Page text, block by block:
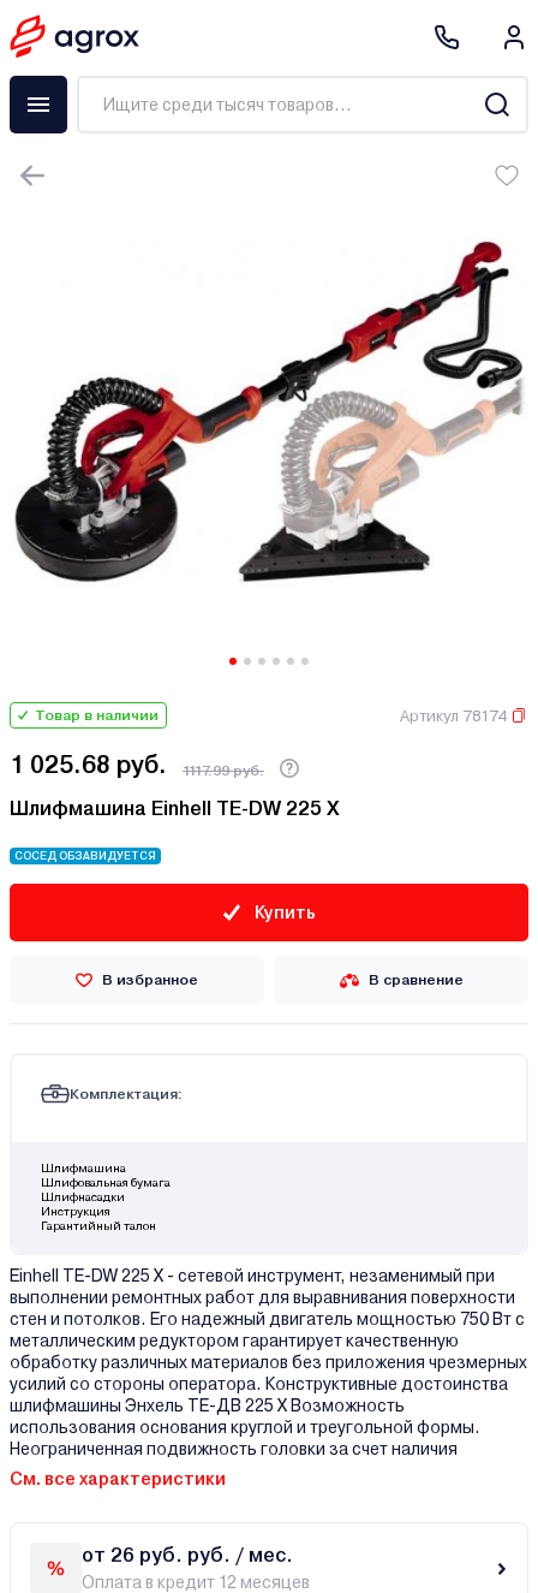
Товар в наличии Артикул 78174
1 025.68 руб. 1117.99 руб.
Шлифмашина Einhell TE-DW 225 X
СОСЕД ОБЗАВИДУЕТСЯ
Купить
В избранное В сравнение
Комплектация:
Шлифмашина
Шлифовальная бумага
Шлифнасадки
Инструкция
Гарантийный талон
Einhell TE-DW 225 X - сетевой инструмент, незаменимый при
выполнении ремонтных работ для выравнивания поверхности
стен и потолков. Его надежный двигатель мощностью 750 Вт с
металлическим редуктором гарантирует качественную
обработку различных материалов без приложения чрезмерных
усилий со стороны оператора. Конструктивные достоинства
шлифмашины Энхель TE-ДВ 225 X Возможность
использования основания круглой и треугольной формы.
Неограниченная подвижность головки за счет наличия
См. все характеристики
от 26 руб. руб. / мес.
Оплата в кредит 12 месяцев